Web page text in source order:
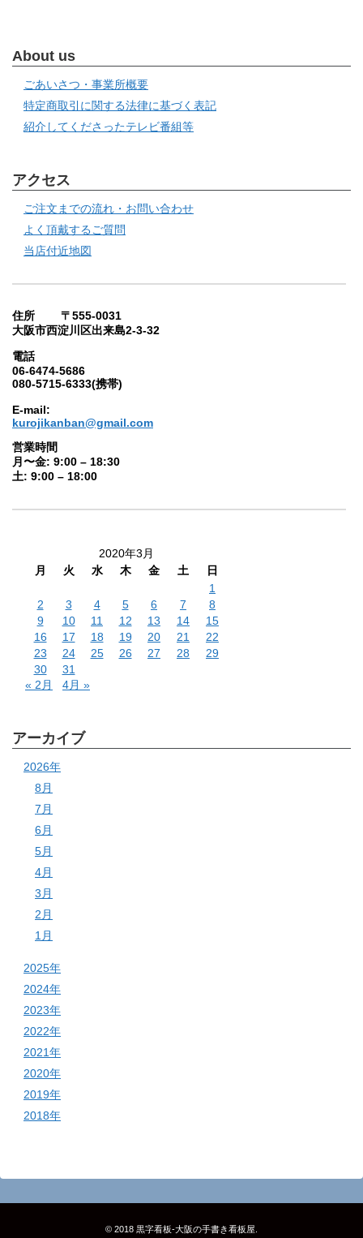
About us
ごあいさつ・事業所概要
特定商取引に関する法律に基づく表記
紹介してくださったテレビ番組等
アクセス
ご注文までの流れ・お問い合わせ
よく頂戴するご質問
当店付近地図
住所 〒555-0031
大阪市西淀川区出来島2-3-32
電話
06-6474-5686
080-5715-6333(携帯)
E-mail:
kurojikanban@gmail.com
営業時間
月〜金: 9:00 – 18:30
土: 9:00 – 18:00
2020年3月
月
火 水 木 金 土
日
1
2
3 4 5 6 7
8
9
10 11 12 13 14
15
16
17 18 19 20 21
22
23
24 25 26 27 28
29
30
31
« 2月
4月 »
アーカイブ
2026年
8月
7月
6月
5月
4月
3月
2月
1月
2025年
2024年
2023年
2022年
2021年
2020年
2019年
2018年
© 2018 黒字看板‐大阪の手書き看板屋